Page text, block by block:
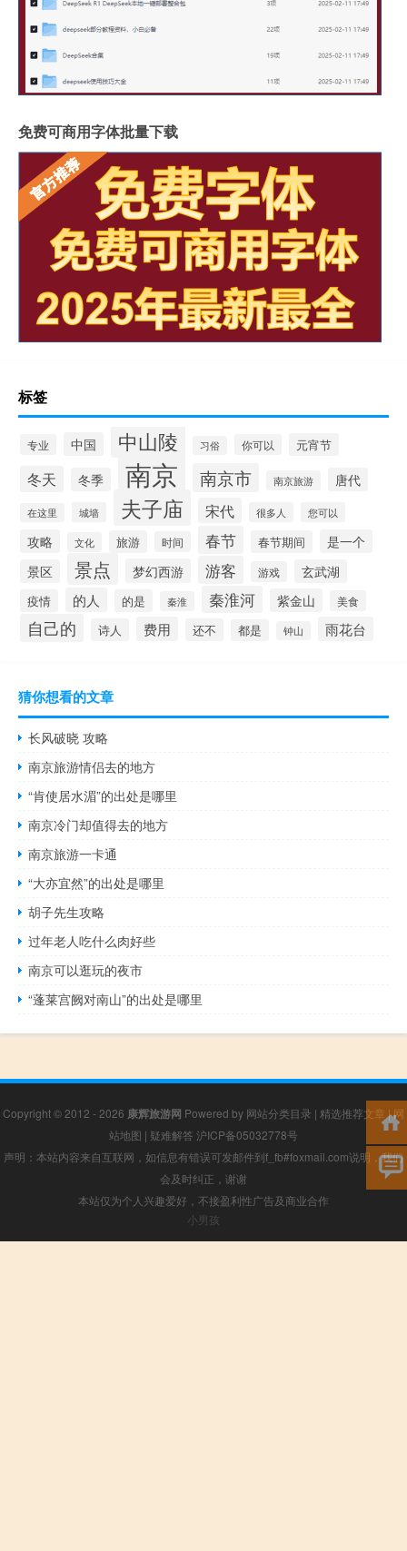
免费可商用字体批量下载
标签
专业 中国 中山陵 习俗 你可以 元宵节
冬天 冬季 南京 南京市 南京旅游 唐代
在这里 城墙 夫子庙 宋代 很多人 您可以
攻略 文化 旅游 时间 春节 春节期间
是一个
景区
景点 梦幻西游 游客 游戏 玄武湖
疫情 的人 的是 秦淮 秦淮河 紫金山 美食
自己的 诗人 费用 还不 都是 钟山 雨花台
猜你想看的文章
长风破晓 攻略
南京旅游情侣去的地方
“肯使居水湄”的出处是哪里
南京冷门却值得去的地方
南京旅游一卡通
“大亦宜然”的出处是哪里
胡子先生攻略
过年老人吃什么肉好些
南京可以逛玩的夜市
“蓬莱宫阙对南山”的出处是哪里
Copyright © 2012 - 2026 康辉旅游网 Powered by 网站分类目录 | 精选推荐文章 |网
站地图 | 疑难解答 沪ICP备05032778号
声明：本站内容来自互联网，如信息有错误可发邮件到f_fb#foxmail.com说明，我们
会及时纠正，谢谢
本站仅为个人兴趣爱好，不接盈利性广告及商业合作
小男孩